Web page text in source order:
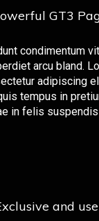
Powerful
tincidunt
imperdiet arcu
consectetur
quis tempus
vitae in felis
Exclusive